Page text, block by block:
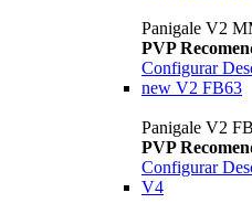
Panigale V2
PVP
Configurar
new V2 FB63
Panigale V2
PVP
Configurar
V4